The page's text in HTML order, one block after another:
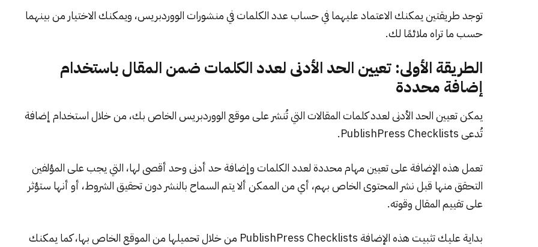
توجد طريقتين يمكنك الاعتماد عليهما في حساب عدد الكلمات في منشورات الووردبريس، ويمكنك الاختيار من بينهما
حسب ما تراه ملائمًا لك.
الطريقة الأولى: تعيين الحد الأدنى لعدد الكلمات ضمن المقال باستخدام
إضافة محددة
يمكن تعيين الحد الأدنى لعدد كلمات المقالات التي تُنشر على موقع الووردبريس الخاص بك، من خلال استخدام إضافة
تُدعىPublishPress Checklists
.
تعمل هذه الإضافة على تعيين مهام محددة لعدد الكلمات وإضافة حد أدنى وحد أقصى لها، التي يجب على المؤلفين
التحقق منها قبل نشر المحتوى الخاص بهم، أي من الممكن ألا يتم السماح بالنشر دون تحقيق الشروط، أو أنها ستؤثر
على تقييم المقال وقوته.
بداية عليك تثبيت هذه الإضافة PublishPress Checklists من خلال تحميلها من الموقع الخاص بها، كما يمكنك